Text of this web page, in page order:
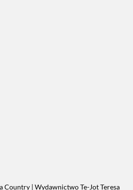
| Wydawnictwo Te-Jot Teresa